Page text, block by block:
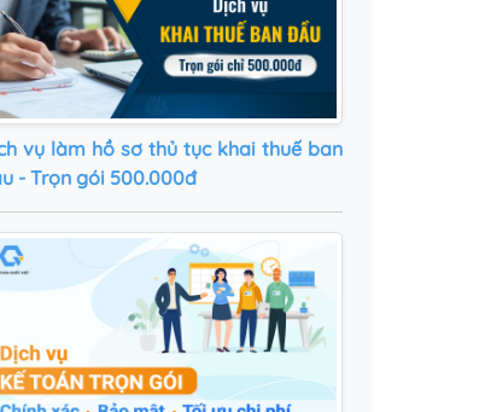
vụ làm hồ sơ thủ tục khai thuế ban
- Trọn gói 500.000đ